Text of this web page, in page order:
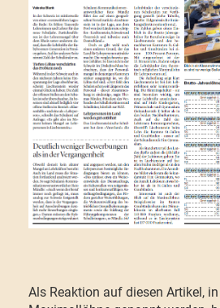
Als Reaktion auf diesen Artikel,